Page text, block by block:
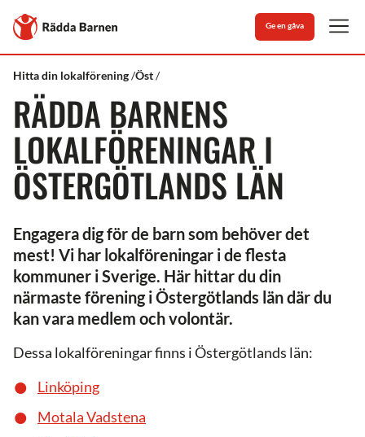
Till
Rädda
Barnens
Ge en gåva
Rädda
Medlem
volontär
Hitta din lokalförening Öst
Östergötlands
RÄDDA BARNENS
LOKALFÖRENINGAR I
ÖSTERGÖTLANDS LÄN
Engagera dig för de barn som behöver det
mest! Vi har lokalföreningar i de flesta
kommuner i Sverige. Här hittar du din
närmaste förening i Östergötlands län där du
kan vara medlem och volontär.
Dessa lokalföreningar finns i Östergötlands län:
Linköping
Motala Vadstena